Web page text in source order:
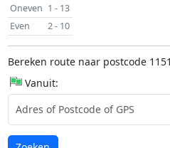
Oneven 1 - 13
Even
2 - 10
Bereken route naar postcode
Vanuit: